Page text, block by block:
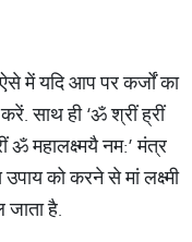
में यदि आप पर कर्जों का
करें. साथ ही ‘ॐ श्रीं ह्रीं
महालक्ष्मयै नम:’ मंत्र
को करने से मां लक्ष्मी
जाता है.